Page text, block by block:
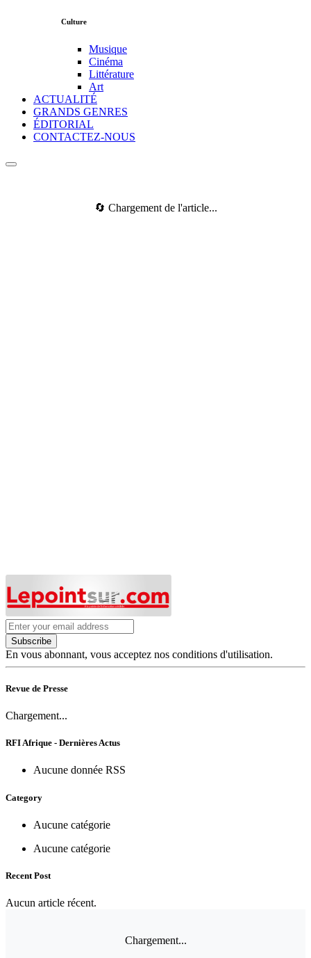
Culture
Musique
Cinéma
Littérature
Art
ACTUALITÉ
GRANDS GENRES
ÉDITORIAL
CONTACTEZ-NOUS
🔄 Chargement de l'article...
Subscribe
En vous abonnant, vous acceptez nos conditions d'utilisation.
Revue de Presse
Chargement...
RFI Afrique - Dernières Actus
Aucune donnée RSS
Category
Aucune catégorie
Aucune catégorie
Recent Post
Aucun article récent.
Chargement...